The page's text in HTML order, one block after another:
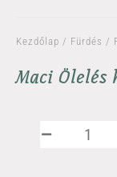
Kezdőlap / Fürdés /
Maci Ölelés